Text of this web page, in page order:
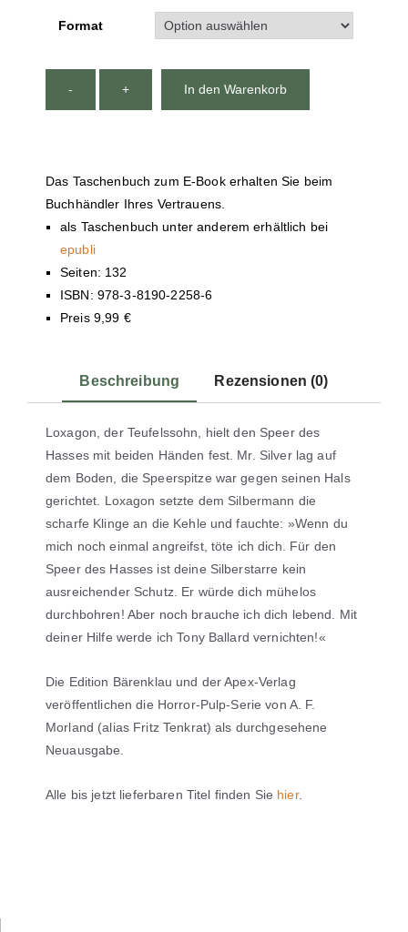
Format
- + In den Warenkorb
Das Taschenbuch zum E-Book erhalten Sie beim
Buchhändler Ihres Vertrauens.
als Taschenbuch unter anderem erhältlich bei
epubli
Seiten: 132
ISBN: 978-3-8190-2258-6
Preis 9,99 €
Beschreibung Rezensionen (0)
Loxagon, der Teufelssohn, hielt den Speer des
Hasses mit beiden Händen fest. Mr. Silver lag auf
dem Boden, die Speerspitze war gegen seinen Hals
gerichtet. Loxagon setzte dem Silbermann die
scharfe Klinge an die Kehle und fauchte: »Wenn du
mich noch einmal angreifst, töte ich dich. Für den
Speer des Hasses ist deine Silberstarre kein
ausreichender Schutz. Er würde dich mühelos
durchbohren! Aber noch brauche ich dich lebend. Mit
deiner Hilfe werde ich Tony Ballard vernichten!«
Die Edition Bärenklau und der Apex-Verlag
veröffentlichen die Horror-Pulp-Serie von A. F.
Morland (alias Fritz Tenkrat) als durchgesehene
Neuausgabe.
Alle bis jetzt lieferbaren Titel finden Sie hier.